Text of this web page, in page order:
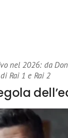
nel 2026: da
Rai 1 e Rai 2